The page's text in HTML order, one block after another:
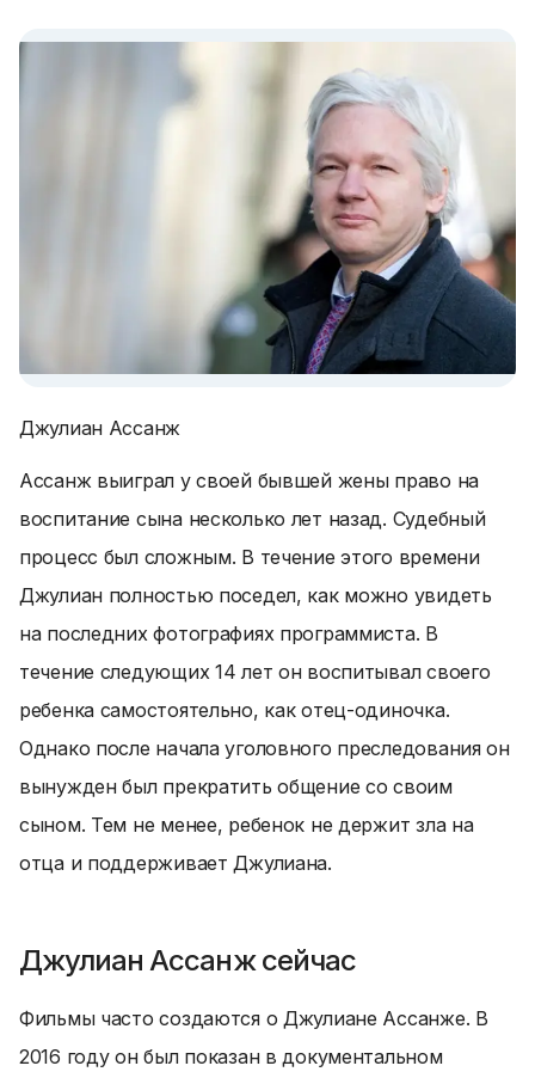
Джулиан Ассанж
Ассанж выиграл у своей бывшей жены право на
воспитание сына несколько лет назад. Судебный
процесс был сложным. В течение этого времени
Джулиан полностью поседел, как можно увидеть
на последних фотографиях программиста. В
течение следующих 14 лет он воспитывал своего
ребенка самостоятельно, как отец-одиночка.
Однако после начала уголовного преследования он
вынужден был прекратить общение со своим
сыном. Тем не менее, ребенок не держит зла на
отца и поддерживает Джулиана.
Джулиан Ассанж сейчас
Фильмы часто создаются о Джулиане Ассанже. В
2016 году он был показан в документальном